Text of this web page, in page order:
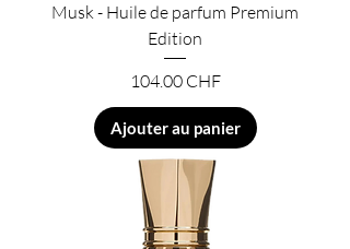
Musk - Huile de parfum Premium
Edition
Prix
104.00 CHF
Ajouter au panier